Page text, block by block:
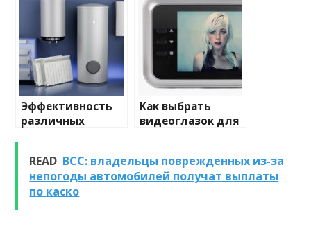
освещения
и характеристики
Эффективность
различных
очистке и
промывке котлов
Как выбрать
видеоглазок для
READ ВСС: владельцы поврежденных из-за
непогоды автомобилей получат выплаты
по каско